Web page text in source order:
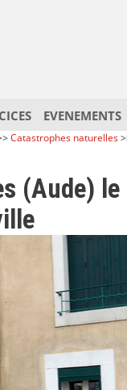
EVENEMENTS
Catastrophes naturelles
(Aude)